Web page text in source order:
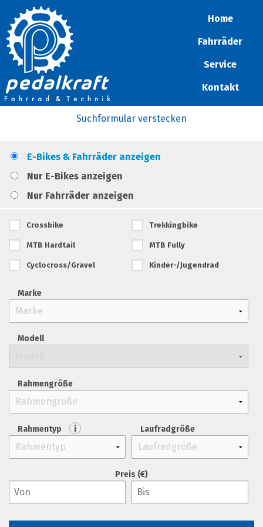
Home
Fahrräder
Service
Kontakt
Suchformular verstecken
E-Bikes & Fahrräder anzeigen
Nur E-Bikes anzeigen
Nur Fahrräder anzeigen
Crossbike Trekkingbike
MTB Hardtail MTB Fully
Cyclocross/Gravel Kinder-/Jugendrad
Marke
Modell
Rahmengröße
Rahmentyp i Laufradgröße
Preis (€)